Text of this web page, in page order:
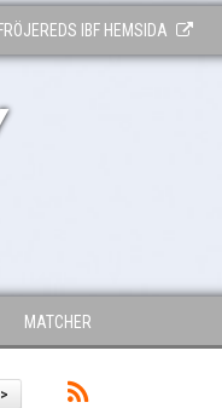
FRÖJEREDS IBF HEMSIDA
MATCHER
>